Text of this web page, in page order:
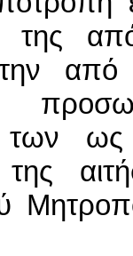
της
από
των
της